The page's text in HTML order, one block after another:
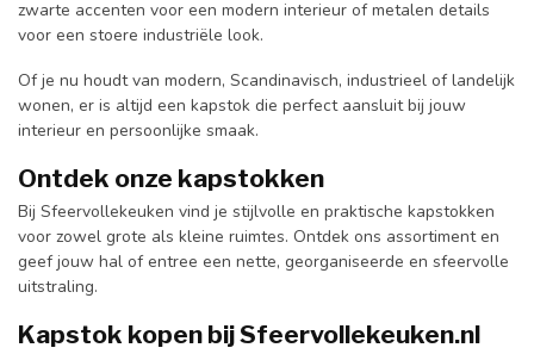
zwarte accenten voor een modern interieur of metalen details
voor een stoere industriële look.
Of je nu houdt van modern, Scandinavisch, industrieel of landelijk
wonen, er is altijd een kapstok die perfect aansluit bij jouw
interieur en persoonlijke smaak.
Ontdek onze kapstokken
Bij Sfeervollekeuken vind je stijlvolle en praktische kapstokken
voor zowel grote als kleine ruimtes. Ontdek ons assortiment en
geef jouw hal of entree een nette, georganiseerde en sfeervolle
uitstraling.
Kapstok kopen bij Sfeervollekeuken.nl